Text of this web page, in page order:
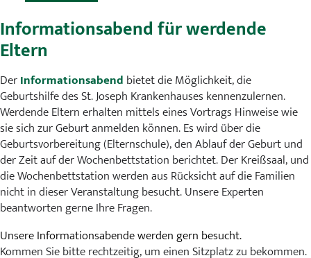
Kliniken & Zentren
Aufenthalt & Besuch
Pflege
Über uns
Karriere
Informationsabend für werdende
Eltern
DerInformationsabend bietet die Möglichkeit, die
Geburtshilfe des St. Joseph Krankenhauses kennenzulernen.
Werdende Eltern erhalten mittels eines Vortrags Hinweise wie
sie sich zur Geburt anmelden können. Es wird über die
Geburtsvorbereitung (Elternschule), den Ablauf der Geburt und
der Zeit auf der Wochenbettstation berichtet. Der Kreißsaal, und
die Wochenbettstation werden aus Rücksicht auf die Familien
nicht in dieser Veranstaltung besucht. Unsere Experten
beantworten gerne Ihre Fragen.
Unsere Informationsabende werden gern besucht.
Kommen Sie bitte rechtzeitig, um einen Sitzplatz zu bekommen.